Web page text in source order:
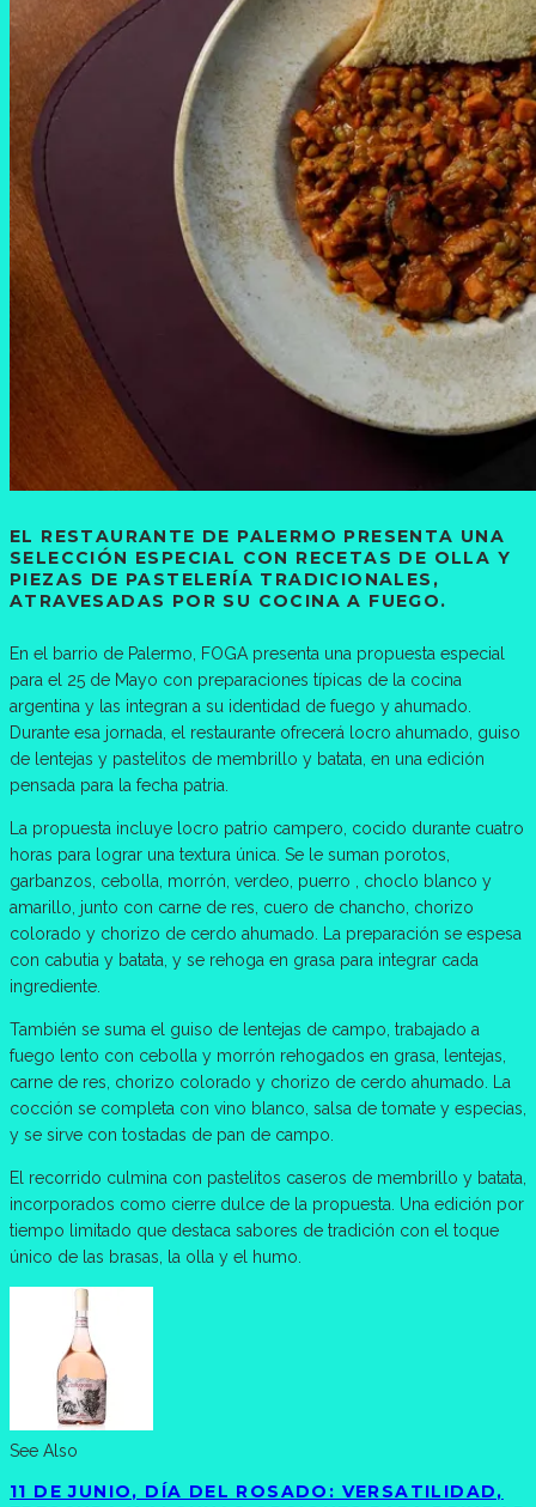
EL RESTAURANTE DE PALERMO PRESENTA UNA
SELECCIÓN ESPECIAL CON RECETAS DE OLLA Y
PIEZAS DE PASTELERÍA TRADICIONALES,
ATRAVESADAS POR SU COCINA A FUEGO.
En el barrio de Palermo, FOGA presenta una propuesta especial
para el 25 de Mayo con preparaciones típicas de la cocina
argentina y las integran a su identidad de fuego y ahumado.
Durante esa jornada, el restaurante ofrecerá locro ahumado, guiso
de lentejas y pastelitos de membrillo y batata, en una edición
pensada para la fecha patria.
La propuesta incluye locro patrio campero, cocido durante cuatro
horas para lograr una textura única. Se le suman porotos,
garbanzos, cebolla, morrón, verdeo, puerro , choclo blanco y
amarillo, junto con carne de res, cuero de chancho, chorizo
colorado y chorizo de cerdo ahumado. La preparación se espesa
con cabutia y batata, y se rehoga en grasa para integrar cada
ingrediente.
También se suma el guiso de lentejas de campo, trabajado a
fuego lento con cebolla y morrón rehogados en grasa, lentejas,
carne de res, chorizo colorado y chorizo de cerdo ahumado. La
cocción se completa con vino blanco, salsa de tomate y especias,
y se sirve con tostadas de pan de campo.
El recorrido culmina con pastelitos caseros de membrillo y batata,
incorporados como cierre dulce de la propuesta. Una edición por
tiempo limitado que destaca sabores de tradición con el toque
único de las brasas, la olla y el humo.
See Also
11 DE JUNIO, DÍA DEL ROSADO: VERSATILIDAD,